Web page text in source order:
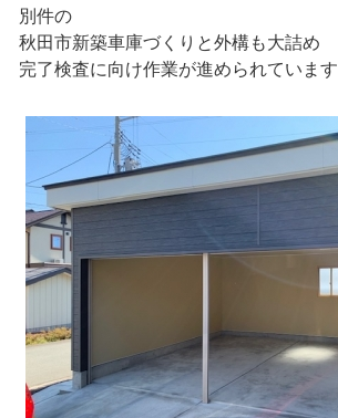
別件の
秋田市新築車庫づくりと外構も大詰め
完了検査に向け作業が進められています